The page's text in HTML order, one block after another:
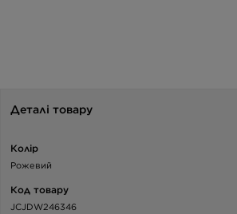
Деталі товару
Колір
Рожевий
Код товару
JCJDW246346